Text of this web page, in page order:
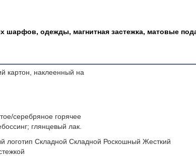
одежды, магнитная застежка, матовые
картон, наклеенный на
серебряное горячее
глянцевый лак.
логотип Складной Складной Роскошный Жесткий